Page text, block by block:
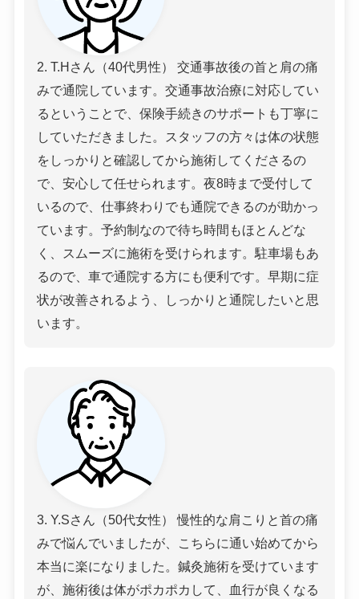
2. T.Hさん（40代男性） 交通事故後の首と肩の痛
みで通院しています。交通事故治療に対応してい
るということで、保険手続きのサポートも丁寧に
していただきました。スタッフの方々は体の状態
をしっかりと確認してから施術してくださるの
で、安心して任せられます。夜8時まで受付して
いるので、仕事終わりでも通院できるのが助かっ
ています。予約制なので待ち時間もほとんどな
く、スムーズに施術を受けられます。駐車場もあ
るので、車で通院する方にも便利です。早期に症
状が改善されるよう、しっかりと通院したいと思
います。
3. Y.Sさん（50代女性） 慢性的な肩こりと首の痛
みで悩んでいましたが、こちらに通い始めてから
本当に楽になりました。鍼灸施術を受けています
が、施術後は体がポカポカして、血行が良くなる